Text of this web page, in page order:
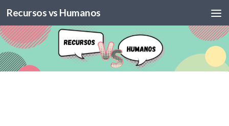
Skip to content
Recursos vs Humanos